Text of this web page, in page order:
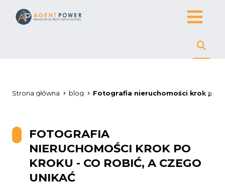
Strona główna blog Fotografia nieruchomości krok po
FOTOGRAFIA
NIERUCHOMOŚCI KROK PO
KROKU - CO ROBIĆ, A CZEGO
UNIKAĆ